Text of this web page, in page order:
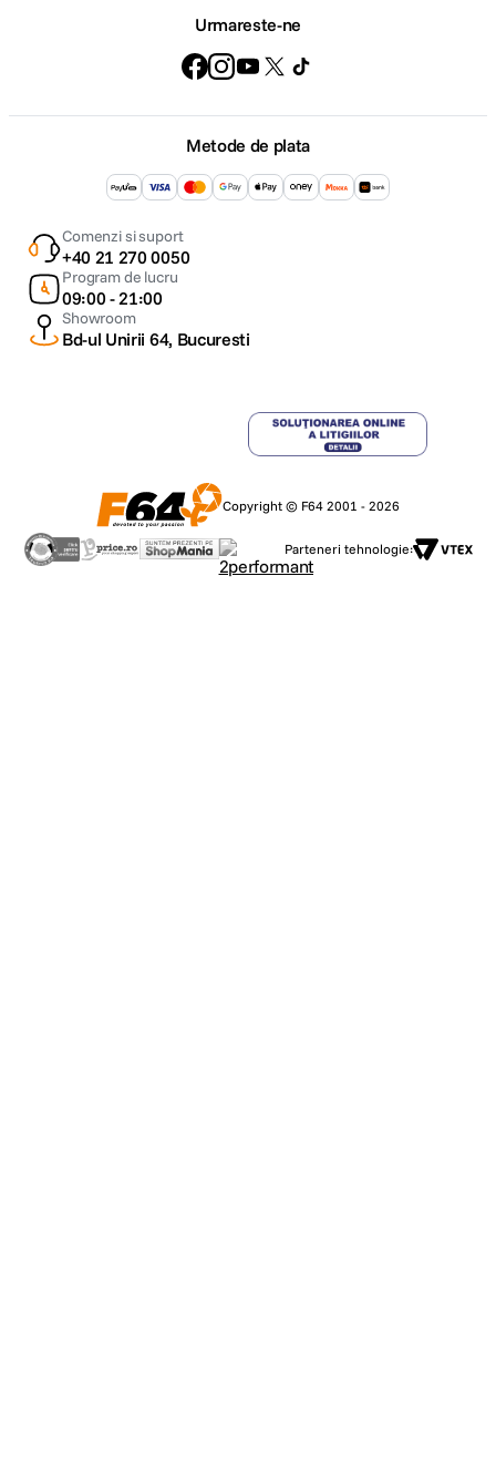
Urmareste-ne
Metode de plata
Comenzi si suport
+40 21 270 0050
Program de lucru
09:00 - 21:00
Showroom
Bd-ul Unirii 64, Bucuresti
Copyright © F64 2001 - 2026
Parteneri tehnologie: